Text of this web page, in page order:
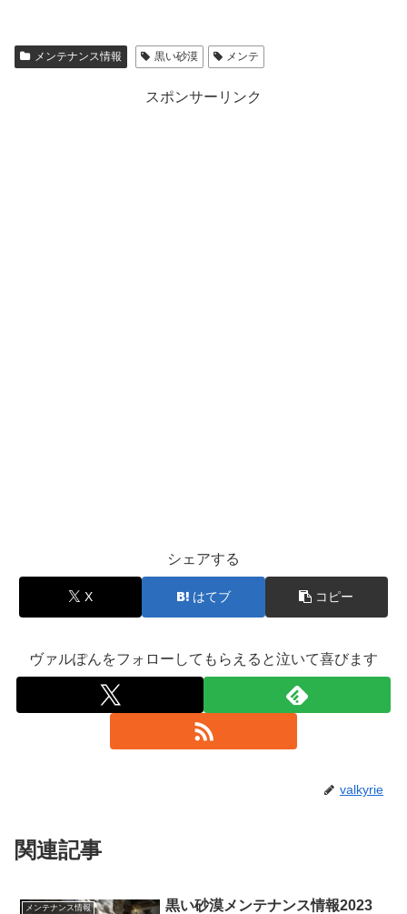
メンテナンス情報 黒い砂漠 メンテ
スポンサーリンク
シェアする
X はてブ コピー
ヴァルぽんをフォローしてもらえると泣いて喜びます
valkyrie
関連記事
メンテナンス情報
黒い砂漠メンテナンス情報2023